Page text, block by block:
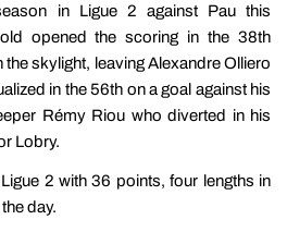
in Ligue 2 against Pau this
opened the scoring in the 38th
the skylight, leaving Alexandre Olliero
in the 56th on a goal against his
Rémy Riou who diverted in his
Lobry.
2 with 36 points, four lengths in
day.